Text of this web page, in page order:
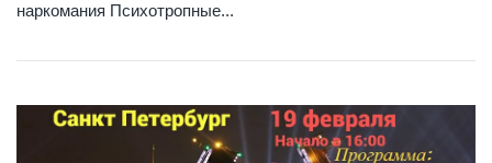
наркомания Психотропные...